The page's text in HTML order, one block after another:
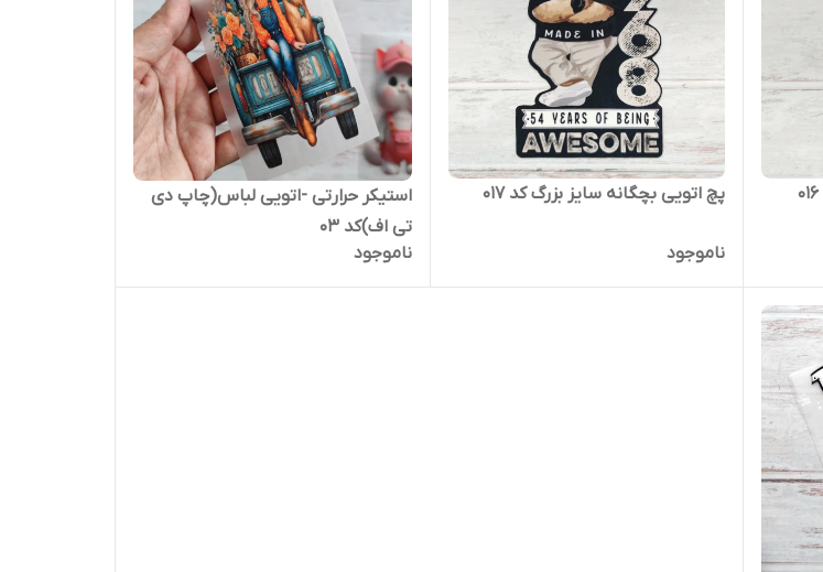
پچ اتویی بچگانه سایز بزرگ کد ۰۱۷
ناموجود
استیکر حرارتی -اتویی لباس(چاپ دی
تی اف)کد ۰۳
ناموجود